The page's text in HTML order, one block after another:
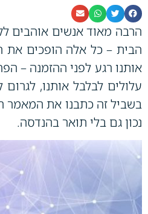
הרבה מאוד אנשים אוהבים
הבית – כל אלה הופכים את
אותנו רגע לפני ההזמנה –
עלולים לבלבל אותנו,
בשביל זה כתבנו את המאמר
נכון גם בלי תואר בהנדסה.